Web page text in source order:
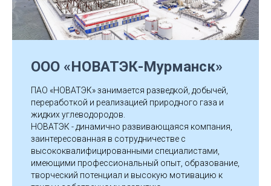
ООО «НОВАТЭК-Мурманск»
ПАО «НОВАТЭК» занимается разведкой, добычей,
переработкой и реализацией природного газа и
жидких углеводородов.
НОВАТЭК - динамично развивающаяся компания,
заинтересованная в сотрудничестве с
высококвалифицированными специалистами,
имеющими профессиональный опыт, образование,
творческий потенциал и высокую мотивацию к